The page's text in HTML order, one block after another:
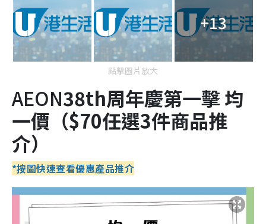
+13
點擊圖片放大
AEON38th周年慶第一擊均
一價 （$70任選3件商品推
介）
*按圖快速查看優惠產品推介